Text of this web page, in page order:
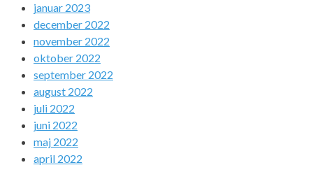
januar 2023
december 2022
november 2022
oktober 2022
september 2022
august 2022
juli 2022
juni 2022
maj 2022
april 2022